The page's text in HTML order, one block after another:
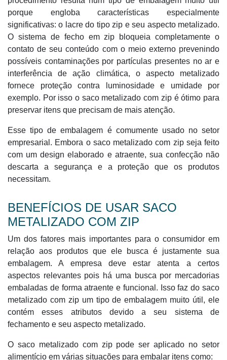
porque engloba características especialmente
significativas: o lacre do tipo zip e seu aspecto metalizado.
O sistema de fecho em zip bloqueia completamente o
contato de seu conteúdo com o meio externo prevenindo
possíveis contaminações por partículas presentes no ar e
interferência de ação climática, o aspecto metalizado
fornece proteção contra luminosidade e umidade por
exemplo. Por isso o saco metalizado com zip é ótimo para
preservar itens que precisam de mais atenção.
Esse tipo de embalagem é comumente usado no setor
empresarial. Embora o saco metalizado com zip seja feito
com um design elaborado e atraente, sua confecção não
descarta a segurança e a proteção que os produtos
necessitam.
BENEFÍCIOS DE USAR SACO
METALIZADO COM ZIP
Um dos fatores mais importantes para o consumidor em
relação aos produtos que ele busca é justamente sua
embalagem. A empresa deve estar atenta a certos
aspectos relevantes pois há uma busca por mercadorias
embaladas de forma atraente e funcional. Isso faz do saco
metalizado com zip um tipo de embalagem muito útil, ele
contém esses atributos devido a seu sistema de
fechamento e seu aspecto metalizado.
O saco metalizado com zip pode ser aplicado no setor
alimentício em várias situações para embalar itens como: